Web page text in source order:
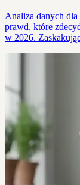
Analiza danych
prawd, które
w 2026.